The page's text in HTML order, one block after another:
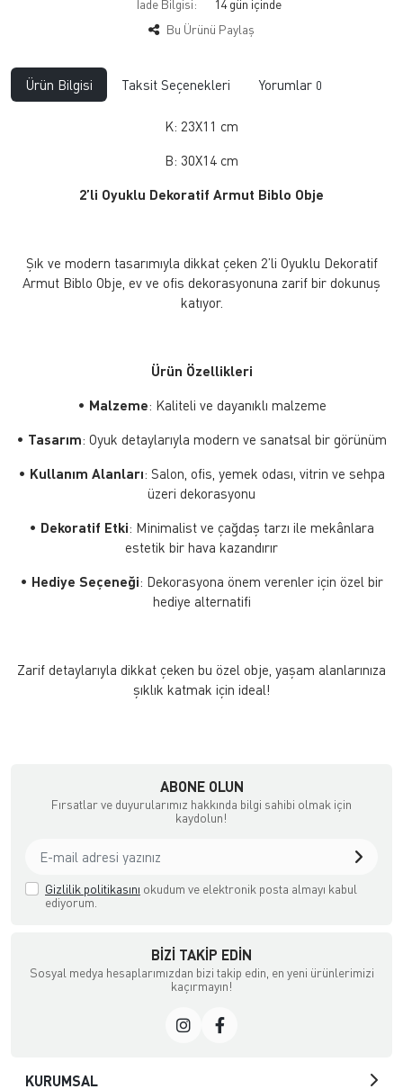
İade Bilgisi:
Bu Ürünü Paylaş
Ürün Bilgisi Taksit Seçenekleri Yorumlar 0
K: 23X11 cm
B: 30X14 cm
2’li Oyuklu Dekoratif Armut Biblo Obje
Şık ve modern tasarımıyla dikkat çeken 2’li Oyuklu Dekoratif
Armut Biblo Obje, ev ve ofis dekorasyonuna zarif bir dokunuş
katıyor.
Ürün Özellikleri
• Malzeme: Kaliteli ve dayanıklı malzeme
• Tasarım: Oyuk detaylarıyla modern ve sanatsal bir görünüm
• Kullanım Alanları: Salon, ofis, yemek odası, vitrin ve sehpa
üzeri dekorasyonu
• Dekoratif Etki: Minimalist ve çağdaş tarzı ile mekânlara
estetik bir hava kazandırır
• Hediye Seçeneği: Dekorasyona önem verenler için özel bir
hediye alternatifi
Zarif detaylarıyla dikkat çeken bu özel obje, yaşam alanlarınıza
şıklık katmak için ideal!
ABONE OLUN
Fırsatlar ve duyurularımız hakkında bilgi sahibi olmak için
kaydolun!
Gizlilik politikasını okudum ve elektronik posta almayı kabul
ediyorum.
BIZI TAKIP EDIN
Sosyal medya hesaplarımızdan bizi takip edin, en yeni ürünlerimizi
kaçırmayın!
KURUMSAL